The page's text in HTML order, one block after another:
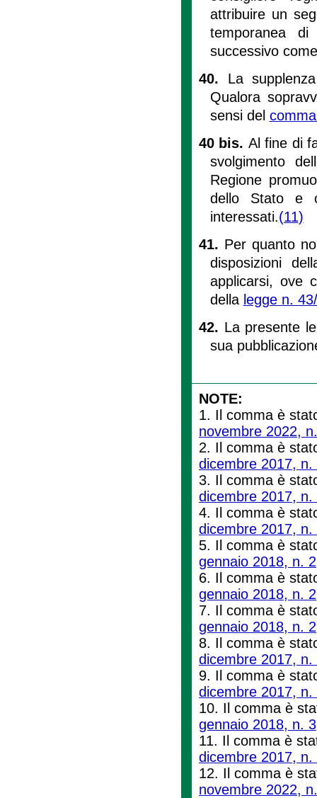
attribuire un
temporanea
successivo
40. La
Qualora
sensi del
40 bis. Al fine di
svolgimento
Regione
dello Stato e
interessati.(11)
41. Per quanto
disposizioni
applicarsi, ove
della legge n.
42. La presente
sua
NOTE:
1. Il comma è
novembre 2022,
2. Il comma è
dicembre 2017, n.
3. Il comma è
dicembre 2017, n.
4. Il comma è
dicembre 2017, n.
5. Il comma è
gennaio 2018, n. 2
6. Il comma è
gennaio 2018, n. 2
7. Il comma è
gennaio 2018, n. 2
8. Il comma è
dicembre 2017, n.
9. Il comma è
dicembre 2017, n.
10. Il comma è
gennaio 2018, n. 3
11. Il comma è
dicembre 2017, n.
12. Il comma è
novembre 2022,